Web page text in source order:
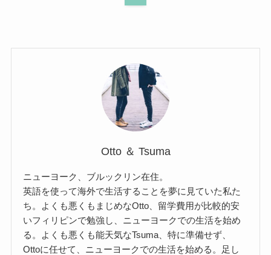
Otto ＆ Tsuma
ニューヨーク、ブルックリン在住。
英語を使って海外で生活することを夢に見ていた私た
ち。よくも悪くもまじめなOtto、留学費用が比較的安
いフィリピンで勉強し、ニューヨークでの生活を始め
る。よくも悪くも能天気なTsuma、特に準備せず、
Ottoに任せて、ニューヨークでの生活を始める。足し